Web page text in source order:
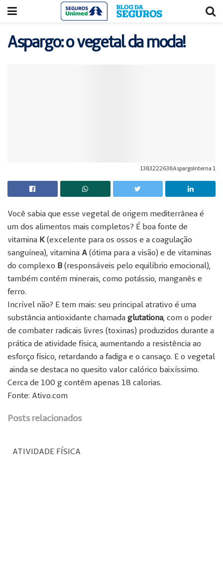
Aspargo: o vegetal da moda!
1383222638AspargoInterna 1
Você sabia que esse vegetal de origem mediterrânea é
um dos alimentos mais completos? É boa fonte de
vitamina K (excelente para os ossos e a coagulação
sanguínea), vitamina A (ótima para a visão) e de vitaminas
do complexo B (responsáveis pelo equilíbrio emocional),
também contém minerais, como potássio, manganês e
ferro.
Incrível não? E tem mais: seu principal atrativo é uma
substância antioxidante chamada glutationa, com o poder
de combater radicais livres (toxinas) produzidos durante a
prática de atividade física, aumentando a resistência ao
esforço físico, retardando a fadiga e o cansaço. E o vegetal
ainda se destaca no quesito valor calórico baixíssimo.
Cerca de 100 g contêm apenas 18 calorias.
Fonte: Ativo.com
Posts relacionados
ATIVIDADE FÍSICA